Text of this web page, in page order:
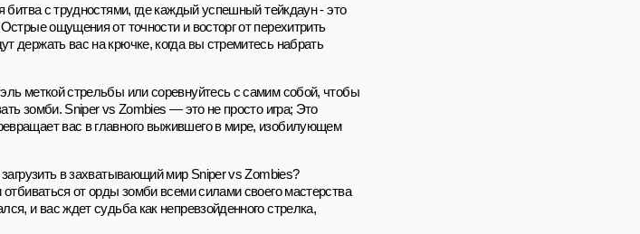
с трудностями, где каждый успешный тейкдаун - это
ощущения от точности и восторг от перехитрить
держать вас на крючке, когда вы стремитесь набрать
меткой стрельбы или соревнуйтесь с самим собой, чтобы
зомби. Sniper vs Zombies — это не просто игра; Это
вас в главного выжившего в мире, изобилующем
в захватывающий мир Sniper vs Zombies?
отбиваться от орды зомби всеми силами своего мастерства
и вас ждет судьба как непревзойденного стрелка,